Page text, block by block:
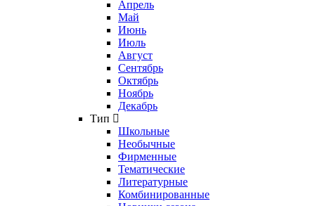
Апрель
Май
Июнь
Июль
Август
Сентябрь
Октябрь
Ноябрь
Декабрь
Тип
Школьные
Необычные
Фирменные
Тематические
Литературные
Комбинированные